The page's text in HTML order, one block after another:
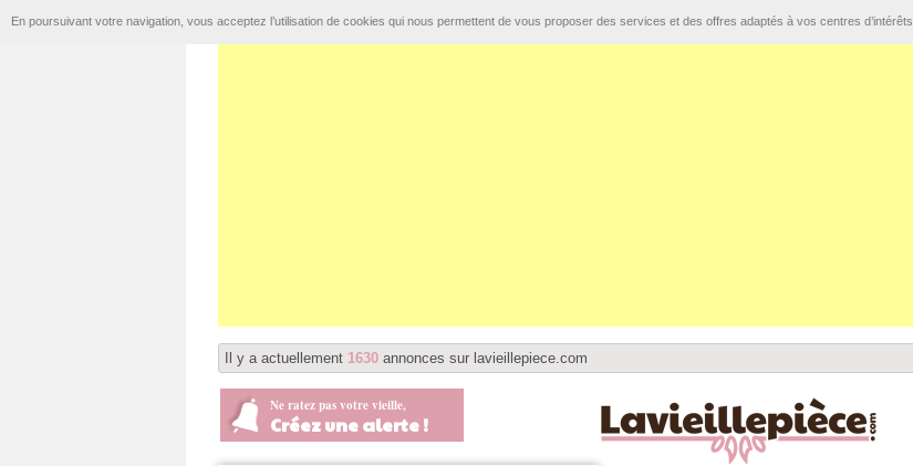
Il y a actuellement 1630 annonces sur lavieillepiece.com
Ne ratez pas votre vieille,
Créez une alerte !
En poursuivant votre navigation, vous acceptez l’utilisation de cookies qui nous permettent de vous proposer des services et des offres adaptés à vos centres d’intérêts.